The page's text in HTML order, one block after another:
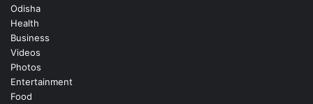
Odisha
Health
Business
Videos
Photos
Entertainment
Food